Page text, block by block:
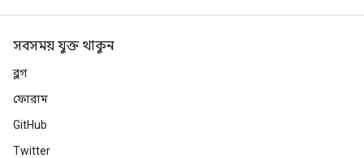
সবসময় যুক্ত থাকুন
ব্লগ
ফোরাম
GitHub
Twitter